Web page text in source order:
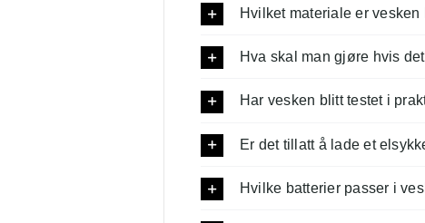
Hvilket materiale er vesken
Hva skal man gjøre hvis
Har vesken blitt testet i
Er det tillatt å lade et
Hvilke batterier passer i